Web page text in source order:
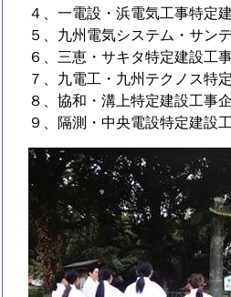
４、一電設・浜電気工事特
５、九州電気システム・サ
６、三恵・サキタ特定建設
７、九電工・九州テクノス
８、協和・溝上特定建設工
９、隔測・中央電設特定建